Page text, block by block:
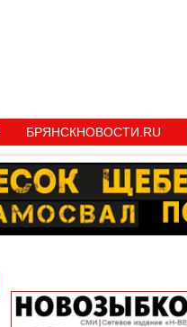
БРЯНСКНОВОСТИ.RU